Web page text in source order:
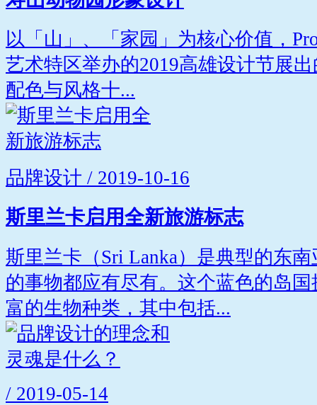
以「山」、「家园」为核心价值，
艺术特区举办的2019高雄设计节展
配色与风格十...
品牌设计 / 2019-10-16
斯里兰卡启用全新旅游标志
斯里兰卡（Sri Lanka）是典型的东
的事物都应有尽有。这个蓝色的岛
富的生物种类，其中包括...
/ 2019-05-14